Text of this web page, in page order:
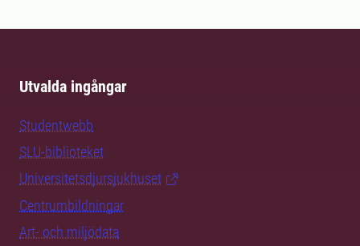
Utvalda ingångar
Studentwebb
SLU-biblioteket
Universitetsdjursjukhuset
Centrumbildningar
Art- och miljödata